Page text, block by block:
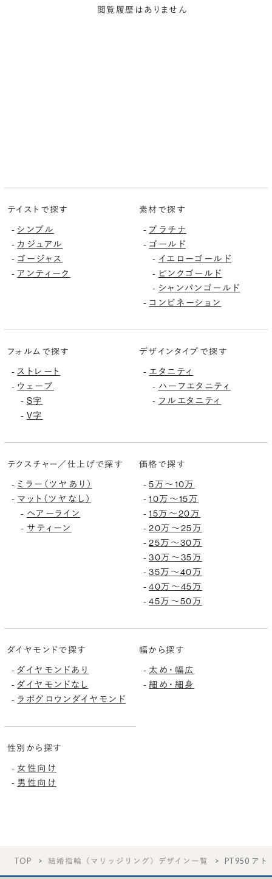
閲覧履歴はありません
テイストで探す
- シンプル
- カジュアル
- ゴージャス
- アンティーク
素材で探す
- プラチナ
- ゴールド
- イエローゴールド
- ピンクゴールド
- シャンパンゴールド
- コンビネーション
フォルムで探す
- ストレート
- ウェーブ
- S字
- V字
デザインタイプで探す
- エタニティ
- ハーフエタニティ
- フルエタニティ
テクスチャー／仕上げで探す
- ミラー（ツヤあり）
- マット（ツヤなし）
- ヘアーライン
- サティーン
価格で探す
-5万〜10万
-10万〜15万
-15万〜20万
-20万〜25万
-25万〜30万
-30万〜35万
-35万〜40万
-40万〜45万
-45万〜50万
ダイヤモンドで探す
-ダイヤモンドあり
-ダイヤモンドなし
- ラボグロウンダイヤモンド
幅から探す
- 太め・幅広
-細め・細身
性別から探す
- 女性向け
- 男性向け
TOP 結婚指輪（マリッジリング）デザイン一覧 PT950 ア